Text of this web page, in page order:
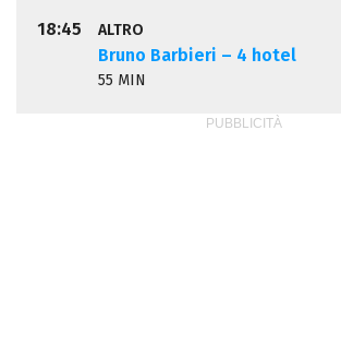
18:45 ALTRO
Bruno Barbieri – 4 hotel
55 MIN